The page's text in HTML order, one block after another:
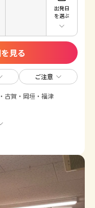
出発日
を選ぶ
見る
ご注意
古賀・岡垣・福津